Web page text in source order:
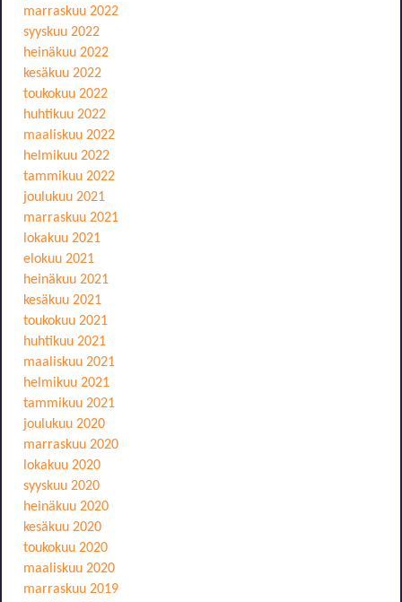
marraskuu 2022
syyskuu 2022
heinäkuu 2022
kesäkuu 2022
toukokuu 2022
huhtikuu 2022
maaliskuu 2022
helmikuu 2022
tammikuu 2022
joulukuu 2021
marraskuu 2021
lokakuu 2021
elokuu 2021
heinäkuu 2021
kesäkuu 2021
toukokuu 2021
huhtikuu 2021
maaliskuu 2021
helmikuu 2021
tammikuu 2021
joulukuu 2020
marraskuu 2020
lokakuu 2020
syyskuu 2020
heinäkuu 2020
kesäkuu 2020
toukokuu 2020
maaliskuu 2020
marraskuu 2019